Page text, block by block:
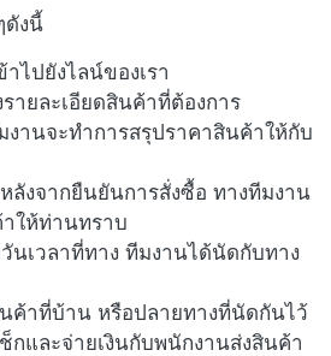
ดังนี้
าไปยังไลน์ของเรา
ายละเอียดสินค้าที่ต้องการ
งานจะทำการสรุปราคาสินค้าให้กับ
หลังจากยืนยันการสั่งซื้อ ทางทีมงาน
ให้ท่านทราบ
นเวลาที่ทาง ทีมงานได้นัดกับทาง
ค้าที่บ้าน หรือปลายทางที่นัดกันไว้
กและจ่ายเงินกับพนักงานส่งสินค้า